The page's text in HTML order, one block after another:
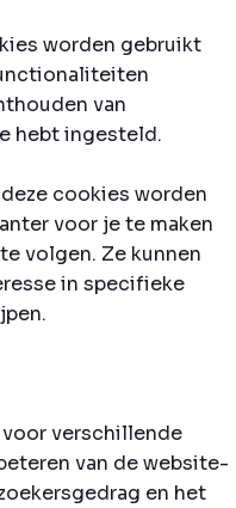
worden gebruikt
van
hebt ingesteld.
cookies worden
voor je te maken
volgen. Ze kunnen
in specifieke
verschillende
van de website-
en het